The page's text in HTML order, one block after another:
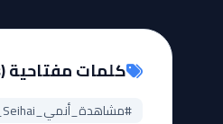
كلمات مفتاحية (Tags)
#مشاهدة_أنمي_Eris_no_Seihai